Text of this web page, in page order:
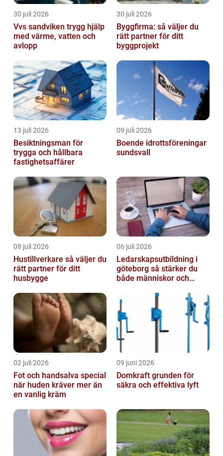
30 juli 2026
Vvs sandviken trygg hjälp
med värme, vatten och
avlopp
30 juli 2026
Byggfirma: så väljer du
rätt partner för ditt
byggprojekt
13 juli 2026
Besiktningsman för
trygga och hållbara
fastighetsaffärer
09 juli 2026
Boende idrottsföreningar
sundsvall
08 juli 2026
Hustillverkare så väljer du
rätt partner för ditt
husbygge
06 juli 2026
Ledarskapsutbildning i
göteborg så stärker du
både människor och
02 juli 2026
Fot och handsalva special
när huden kräver mer än
en vanlig kräm
09 juni 2026
Domkraft grunden för
säkra och effektiva lyft